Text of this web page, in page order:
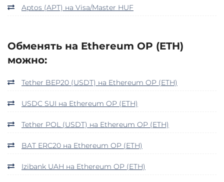
Aptos (APT) на Visa/Master HUF
Обменять на Ethereum OP (ETH)
можно:
Tether BEP20 (USDT) на Ethereum OP (ETH)
USDC SUI на Ethereum OP (ETH)
Tether POL (USDT) на Ethereum OP (ETH)
BAT ERC20 на Ethereum OP (ETH)
Izibank UAH на Ethereum OP (ETH)